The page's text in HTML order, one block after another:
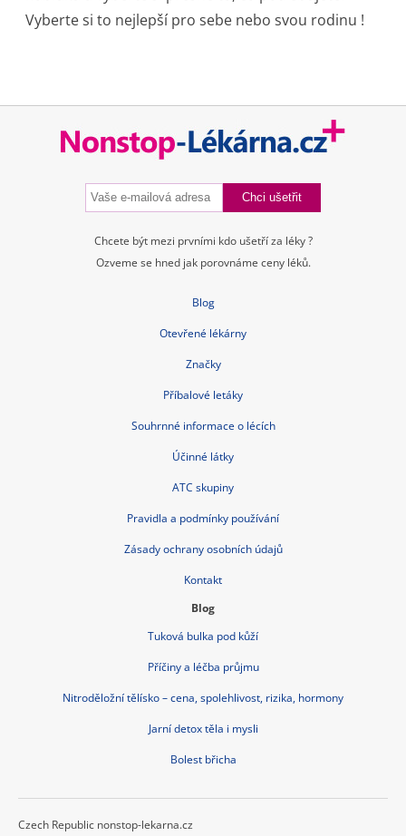
Vyberte si to nejlepší pro sebe nebo svou rodinu !
Chcete být mezi prvními kdo ušetří za léky ?
Ozveme se hned jak porovnáme ceny léků.
Blog
Otevřené lékárny
Značky
Příbalové letáky
Souhrnné informace o lécích
Účinné látky
ATC skupiny
Pravidla a podmínky používání
Zásady ochrany osobních údajů
Kontakt
Blog
Tuková bulka pod kůží
Příčiny a léčba průjmu
Nitroděložní tělísko – cena, spolehlivost, rizika, hormony
Jarní detox těla i mysli
Bolest břicha
Czech Republic nonstop-lekarna.cz